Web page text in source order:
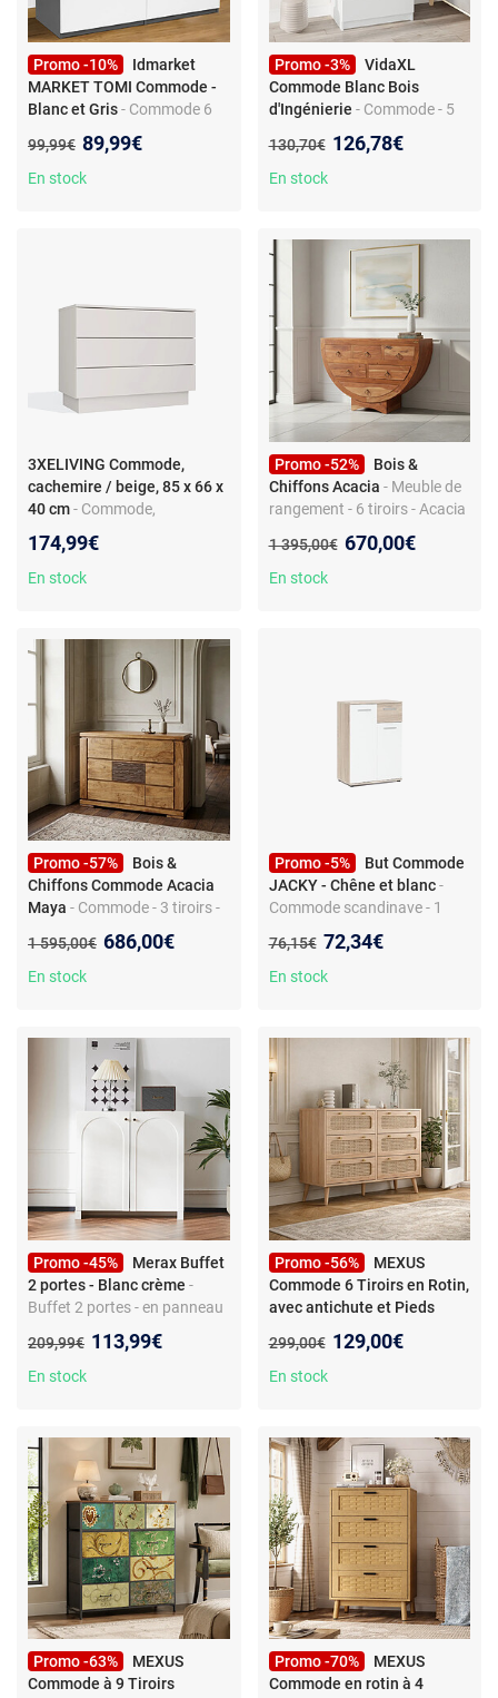
Promo -10%
Idmarket
MARKET TOMI Commode -
Blanc et Gris- Commode 6
Coloris blanc et gris -
Hauteur 80 cm - Rangement
Ancien prix :
99,99€ Nouveau prix :
89,99€
En stock
Promo -3%
VidaXL
Commode Blanc Bois
d'Ingénierie - Commode - 5
Facile à nettoyer
Ancien prix :
130,70€ Nouveau prix :
126,78€
En stock
3XELIVING Commode,
cachemire / beige, 85 x 66 x
40 cm- Commode,
40 cm | 3xeLiving
174,99€
En stock
Promo -52%
Bois &
Chiffons Acacia - Meuble de
rangement - 6 tiroirs - Acacia
Ancien prix :
1 395,00€ Nouveau prix :
670,00€
En stock
Promo -57%
Bois &
Chiffons Commode Acacia
Maya - Commode - 3 tiroirs -
120 x 45 x 80 cm
Ancien prix :
1 595,00€ Nouveau prix :
686,00€
En stock
Promo -5%
But Commode
JACKY - Chêne et blanc -
Commode scandinave - 1
- chêne et blanc
Ancien prix :
76,15€ Nouveau prix :
72,34€
En stock
Promo -45%
Merax Buffet
2 portes - Blanc crème -
Buffet 2 portes - en panneau
crème
Ancien prix :
209,99€ Nouveau prix :
113,99€
En stock
Promo -56%
MEXUS
Commode 6 Tiroirs en Rotin,
avec antichute et Pieds
100x34x73 cm - Commode 6
Tiroirs, Meuble de
Pieds surélevés, Chiffonnier
Bois pour Chambre, Salon,
100x34x73 cm
Ancien prix :
299,00€ Nouveau prix :
129,00€
En stock
Promo -63%
MEXUS
Commode à 9 Tiroirs
Promo -70%
MEXUS
Commode en rotin à 4